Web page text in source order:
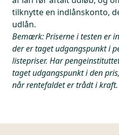
tilknytte en indlånskonto,
udlån.
Bemærk: Priserne i testen er
der er taget udgangspunkt i
listepriser. Har
taget udgangspunkt i den
når rentefaldet er trådt i kraft.